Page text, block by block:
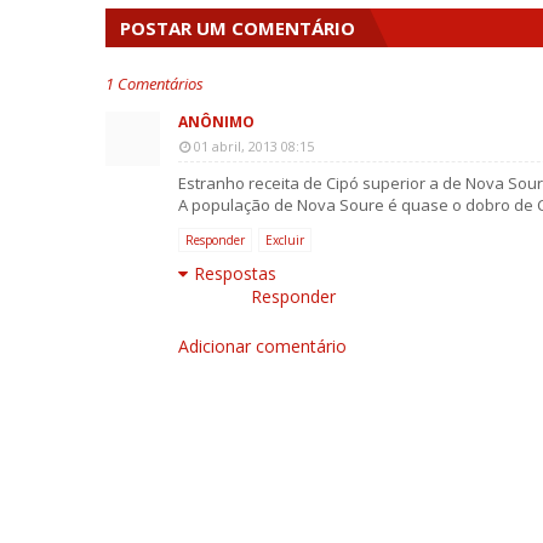
POSTAR UM COMENTÁRIO
1 Comentários
ANÔNIMO
01 abril, 2013 08:15
Estranho receita de Cipó superior a de Nova
A população de Nova Soure é quase o dobro de
Responder Excluir
Respostas
Responder
Adicionar comentário